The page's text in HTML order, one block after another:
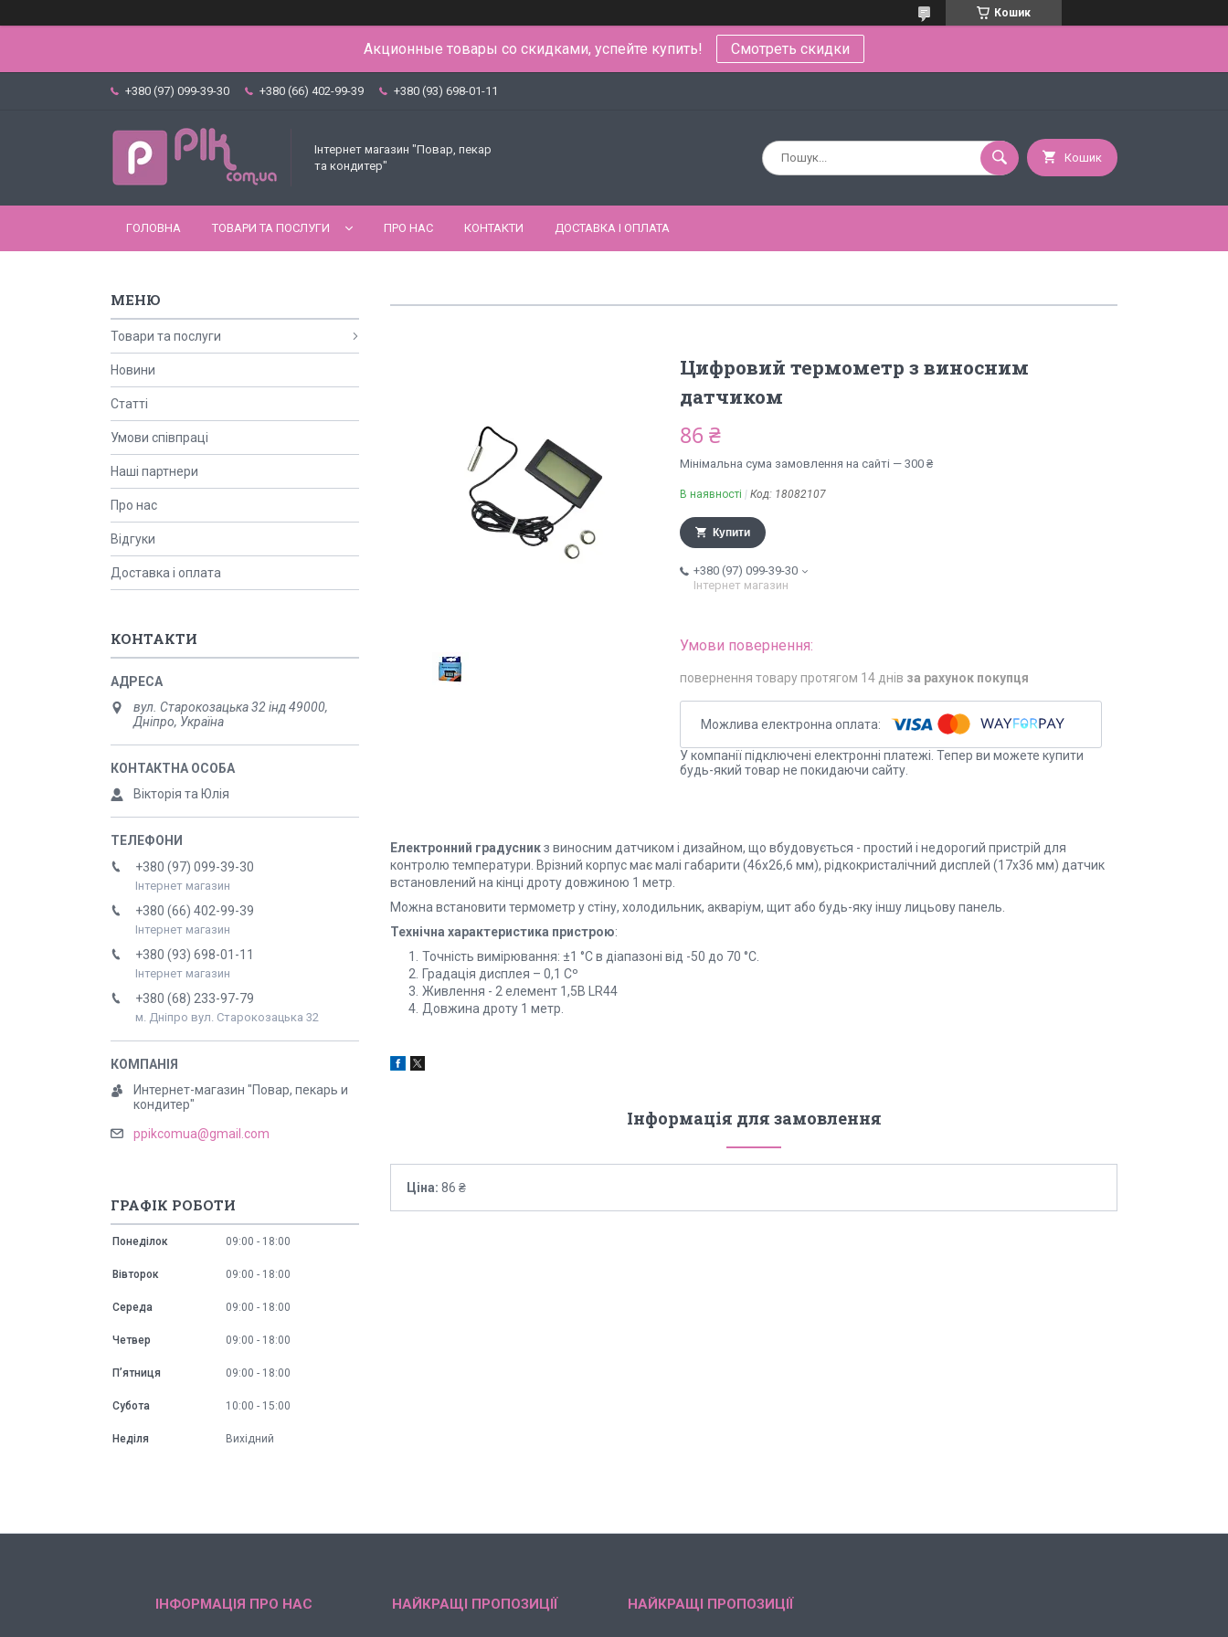
Кошик
Акционные товары со скидками, успейте купить! Смотреть скидки
+380 (97) 099-39-30 +380 (66) 402-99-39 +380 (93) 698-01-11
Інтернет магазин "Повар, пекар
та кондитер"
Кошик
ГОЛОВНА ТОВАРИ ТА ПОСЛУГИ ПРО НАС КОНТАКТИ ДОСТАВКА І ОПЛАТА
Цифровий термометр з виносним
датчиком
86 ₴
Мінімальна сума замовлення на сайті — 300 ₴
В наявності Код: 18082107
Купити
+380 (97) 099-39-30
Інтернет магазин
повернення товару протягом 14 днів за рахунок покупця
У компанії підключені електронні платежі. Тепер ви можете купити
будь-який товар не покидаючи сайту.
Електронний градусникз виносним датчиком і дизайном, що вбудовується - простий і недорогий пристрій для
контролю температури. Врізний корпус має малі габарити (46х26,6 мм), рідкокристалічний дисплей (17х36 мм) датчик
встановлений на кінці дроту довжиною 1 метр.
Можна встановити термометр у стіну, холодильник, акваріум, щит або будь-яку іншу лицьову панель.
Технічна характеристика пристрою:
Точність вимірювання: ±1 °C в діапазоні від -50 до 70 °C.
Градація дисплея – 0,1 Cº
Живлення - 2 елемент 1,5В LR44
Довжина дроту 1 метр.
Інформація для замовлення
Ціна: 86 ₴
Товари та послуги
Новини
Статті
Умови співпраці
Наші партнери
Про нас
Відгуки
Доставка і оплата
КОНТАКТИ
вул. Старокозацька 32 інд 49000,
Дніпро, Україна
Вікторія та Юлія
+380 (97) 099-39-30
Інтернет магазин
+380 (66) 402-99-39
Інтернет магазин
+380 (93) 698-01-11
Інтернет магазин
+380 (68) 233-97-79
м. Дніпро вул. Старокозацька 32
Интернет-магазин "Повар, пекарь и
кондитер"
ppikcomua@gmail.com
ГРАФІК РОБОТИ
Понеділок 09:00 18:00
Вівторок 09:00 18:00
Середа 09:00 18:00
Четвер 09:00 18:00
Пʼятниця 09:00 18:00
Субота 10:00 15:00
Неділя Вихідний
ІНФОРМАЦІЯ ПРО НАС НАЙКРАЩІ ПРОПОЗИЦІЇ НАЙКРАЩІ ПРОПОЗИЦІЇ